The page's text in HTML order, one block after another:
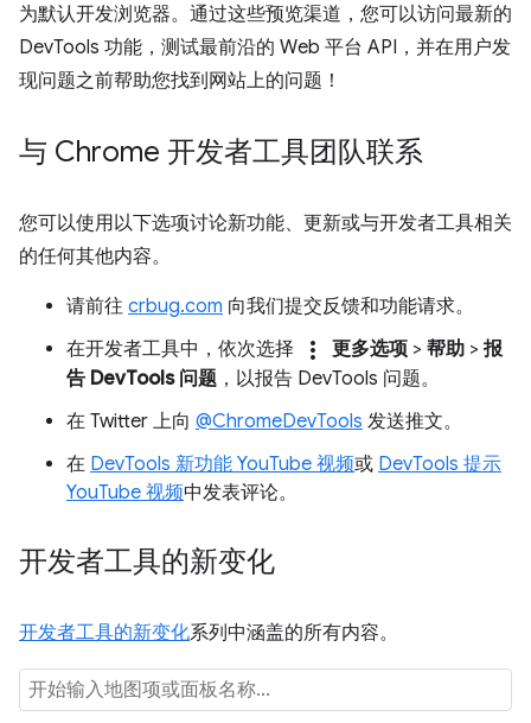
为默认开发浏览器。通过这些预览渠道，您可以访问最新的
DevTools 功能，测试最前沿的 Web 平台 API，并在用户发
现问题之前帮助您找到网站上的问题！
与 Chrome 开发者工具团队联系
您可以使用以下选项讨论新功能、更新或与开发者工具相关
的任何其他内容。
请前往 crbug.com 向我们提交反馈和功能请求。
在开发者工具中，依次选择
more_vert 更多选项 > 帮助 > 报
告 DevTools 问题 ，以报告 DevTools 问题。
在 Twitter 上向 @ChromeDevTools 发送推文。
在 DevTools 新功能 YouTube 视频或 DevTools 提示
YouTube 视频中发表评论。
开发者工具的新变化
开发者工具的新变化系列中涵盖的所有内容。